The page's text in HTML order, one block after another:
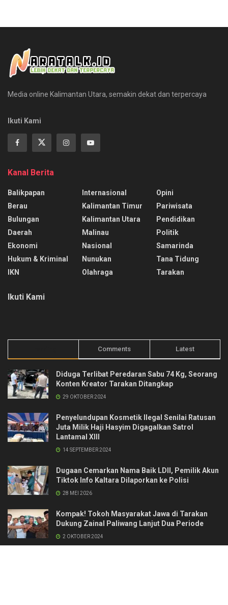
Media online Kalimantan Utara, semakin dekat dan terpercaya
Ikuti Kami
Kanal Berita
Balikpapan
Berau
Bulungan
Daerah
Ekonomi
Hukum & Kriminal
IKN
Internasional
Kalimantan Timur
Kalimantan Utara
Malinau
Nasional
Nunukan
Olahraga
Opini
Pariwisata
Pendidikan
Politik
Samarinda
Tana Tidung
Tarakan
Ikuti Kami
Comments Latest
Diduga Terlibat Peredaran Sabu 74 Kg, Seorang
Konten Kreator Tarakan Ditangkap
29 OKTOBER 2024
Penyelundupan Kosmetik Ilegal Senilai Ratusan
Juta Milik Haji Hasyim Digagalkan Satrol
Lantamal XIII
14 SEPTEMBER 2024
Dugaan Cemarkan Nama Baik LDII, Pemilik Akun
Tiktok Info Kaltara Dilaporkan ke Polisi
28 MEI 2026
Kompak! Tokoh Masyarakat Jawa di Tarakan
Dukung Zainal Paliwang Lanjut Dua Periode
2 OKTOBER 2024